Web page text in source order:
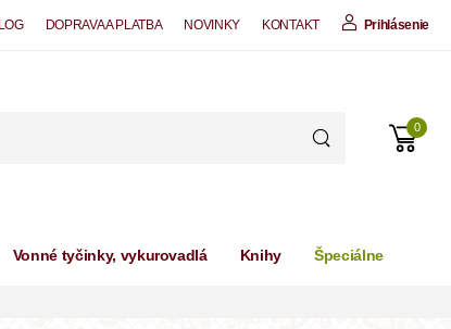
DOPRAVA A PLATBA NOVINKY KONTAKT Prihlásenie
0
Vonné tyčinky, vykurovadlá Knihy Špeciálne